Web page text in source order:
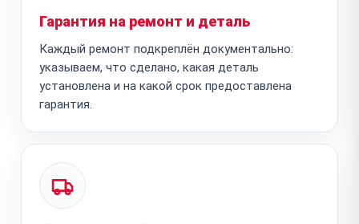
Гарантия на ремонт и деталь
Каждый ремонт подкреплён документально:
указываем, что сделано, какая деталь
установлена и на какой срок предоставлена
гарантия.